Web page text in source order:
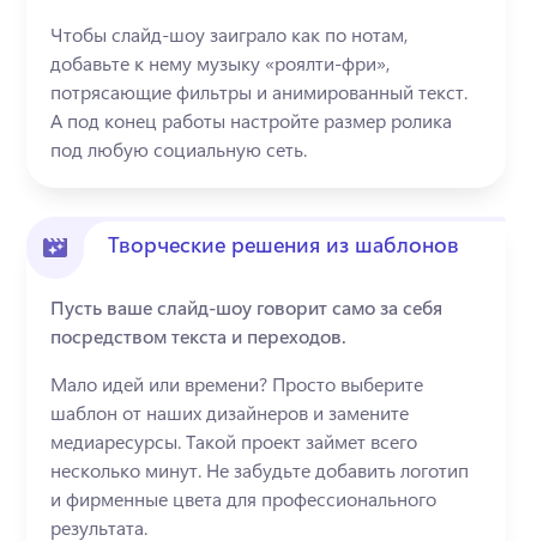
Чтобы слайд-шоу заиграло как по нотам,
добавьте к нему музыку «роялти-фри»,
потрясающие фильтры и анимированный текст.
А под конец работы настройте размер ролика
под любую социальную сеть.
Творческие решения из шаблонов
Пусть ваше слайд-шоу говорит само за себя
посредством текста и переходов.
Мало идей или времени? Просто выберите
шаблон от наших дизайнеров и замените
медиаресурсы. Такой проект займет всего
несколько минут. Не забудьте добавить логотип
и фирменные цвета для профессионального
результата.